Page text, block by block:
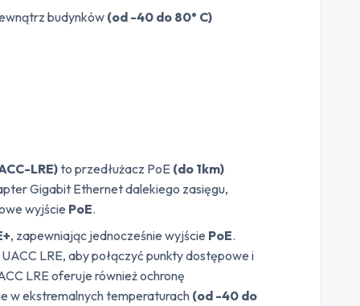
budynków(od -40 do 80° C)
LRE)to przedłużacz PoE (do 1km)
Gigabit Ethernet dalekiego zasięgu,
wyjście PoE.
, zapewniając jednocześnie wyjście PoE.
LRE, aby połączyć punkty dostępowe i
LRE oferuje również ochronę
w ekstremalnych temperaturach (od -40 do